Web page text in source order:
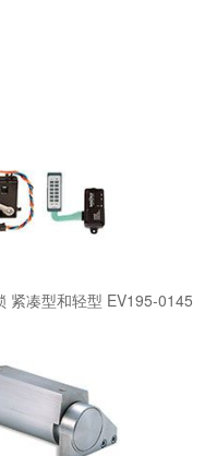
紧凑型和轻型 EV195-0145